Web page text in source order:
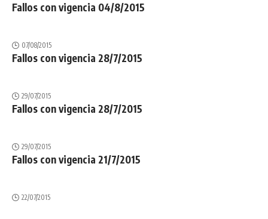
Fallos con vigencia 04/8/2015
07/08/2015
Fallos con vigencia 28/7/2015
29/07/2015
Fallos con vigencia 28/7/2015
29/07/2015
Fallos con vigencia 21/7/2015
22/07/2015